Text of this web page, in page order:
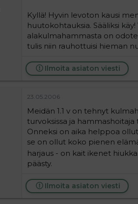
Kyllä! Hyvin levoton kausi
huutokohtauksia. Sääliksi
alakulmahammasta on
tulis niin rauhottuisi hieman
Ilmoita asiaton viesti
23.05.2006
Meidän 1.1 v on tehnyt
turvoksissa ja
Onneksi on aika helppoa
se on ollut koko pienen
harjaus - on kait ikenet
päästy.
Ilmoita asiaton viesti